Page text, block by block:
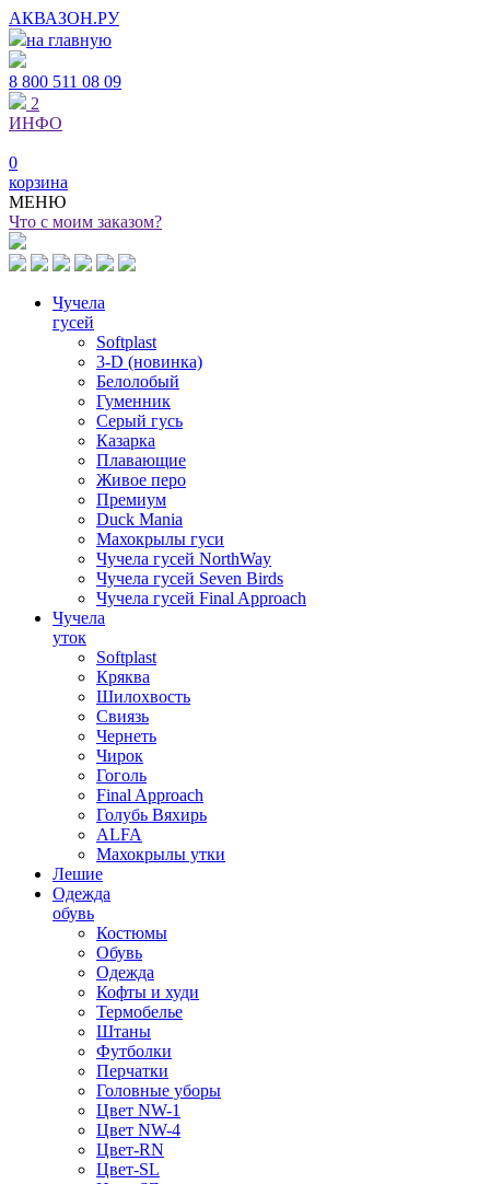
АКВАЗОН.РУ
на главную
8 800 511 08 09
2
ИНФО
0
корзина
МЕНЮ
Что с моим заказом?
Чучела
гусей
Softplast
3-D (новинка)
Белолобый
Гуменник
Серый гусь
Казарка
Плавающие
Живое перо
Премиум
Duck Mania
Махокрылы гуси
Чучела гусей NorthWay
Чучела гусей Seven Birds
Чучела гусей Final Approach
Чучела
уток
Softplast
Кряква
Шилохвость
Свиязь
Чернеть
Чирок
Гоголь
Final Approach
Голубь Вяхирь
ALFA
Махокрылы утки
Лешие
Одежда
обувь
Костюмы
Обувь
Одежда
Кофты и худи
Термобелье
Штаны
Футболки
Перчатки
Головные уборы
Цвет NW-1
Цвет NW-4
Цвет-RN
Цвет-SL